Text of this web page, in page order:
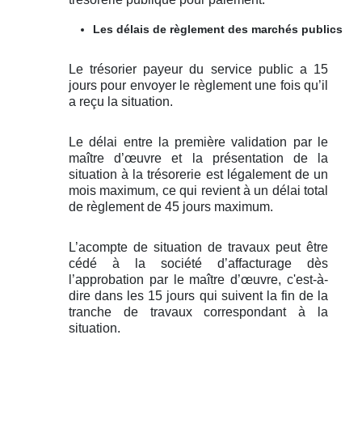
Les délais de règlement des marchés publics
Le trésorier payeur du service public a 15
jours pour envoyer le règlement une fois qu’il
a reçu la situation.
Le délai entre la première validation par le
maître d’œuvre et la présentation de la
situation à la trésorerie est légalement de un
mois maximum, ce qui revient à un délai total
de règlement de 45 jours maximum.
L’acompte de situation de travaux peut être
cédé à la société d’affacturage dès
l’approbation par le maître d’œuvre, c'est-à-
dire dans les 15 jours qui suivent la fin de la
tranche de travaux correspondant à la
situation.